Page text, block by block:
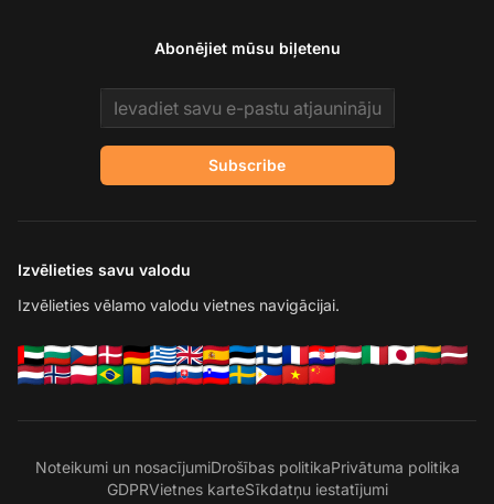
Abonējiet mūsu biļetenu
Email address
Subscribe
Izvēlieties savu valodu
Izvēlieties vēlamo valodu vietnes navigācijai.
Noteikumi un nosacījumiDrošības politikaPrivātuma politika
GDPRVietnes karteSīkdatņu iestatījumi